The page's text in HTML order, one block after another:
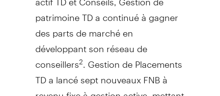
patrimoine TD a continué à gagner
des parts de marché en
développant son réseau de
conseillers2 . Gestion de Placements
TD a lancé sept nouveaux FNB à
revenu fixe à gestion active, mettant